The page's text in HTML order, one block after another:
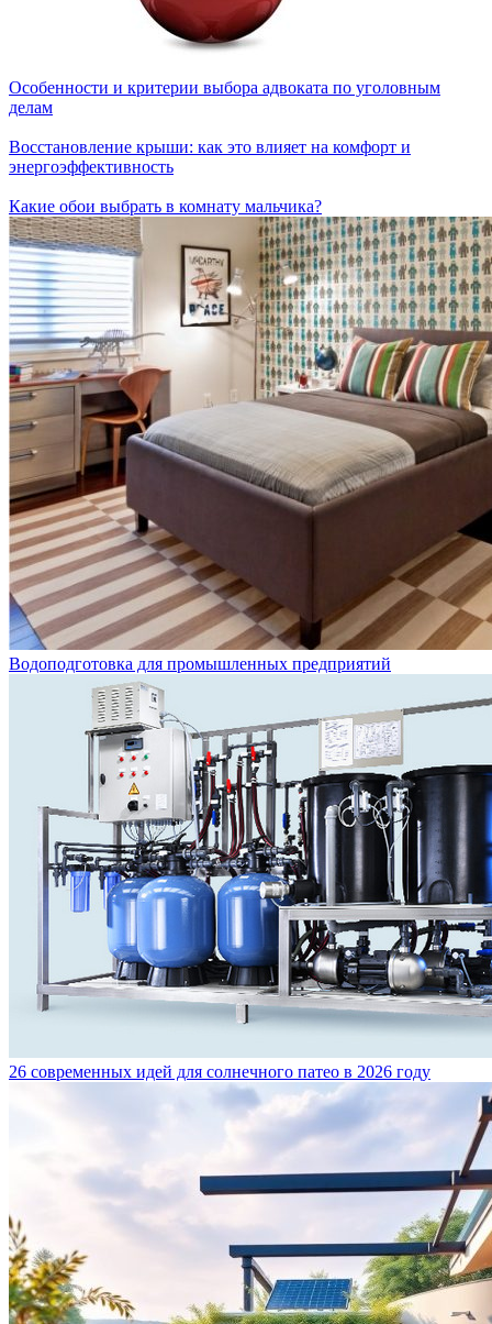
Особенности и критерии выбора адвоката по уголовным
делам
Восстановление крыши: как это влияет на комфорт и
энергоэффективность
Какие обои выбрать в комнату мальчика?
Водоподготовка для промышленных предприятий
26 современных идей для солнечного патео в 2026 году